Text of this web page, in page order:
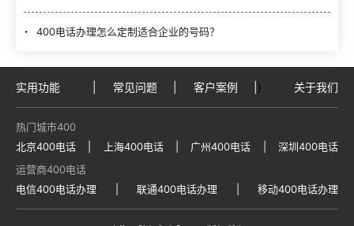
400电话办理怎么定制适合企业的号码？
实用功能 常见问题 客户案例 } 关于我们
热门城市400
北京400电话
上海400电话 广州400电话
深圳400电话
运营商400电话
电信400电话办理
联通400电话办理 移动400电话办理